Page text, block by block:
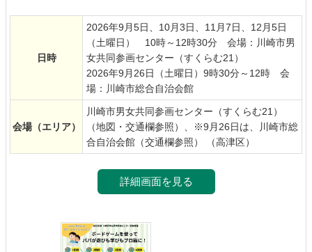
日時
2026年9月5日、10月3日、11月7日、12月5日
（土曜日） 10時～12時30分 会場：川崎市男
女共同参画センター（すくらむ21）
2026年9月26日（土曜日）9時30分～12時 会
場：川崎市総合自治会館
会場（エリア）
川崎市男女共同参画センター（すくらむ21）
（地図・交通欄参照）、※9月26日は、川崎市総
合自治会館（交通欄参照） （高津区）
詳細画面を見る